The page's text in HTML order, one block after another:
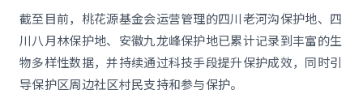
截至目前，桃花源基金会运营管理的四川老河沟保护地、四
川八月林保护地、安徽九龙峰保护地已累计记录到丰富的生
物多样性数据，并持续通过科技手段提升保护成效，同时引
导保护区周边社区村民支持和参与保护。